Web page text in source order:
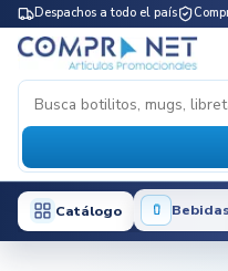
Despachos a todo el país
Catálogo Bebidas